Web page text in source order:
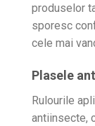
produselor
sporesc
cele mai
Plasele
Rulourile
antiinsecte,